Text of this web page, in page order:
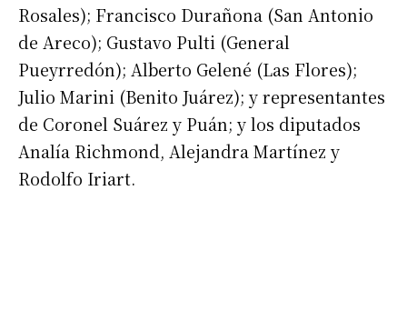
Dirección de correo electrónico*
Nombre
Rosales); Francisco Durañona (San Antonio
de Areco); Gustavo Pulti (General
Pueyrredón); Alberto Gelené (Las Flores);
Julio Marini (Benito Juárez); y representantes
de Coronel Suárez y Puán; y los diputados
Analía Richmond, Alejandra Martínez y
Rodolfo Iriart.